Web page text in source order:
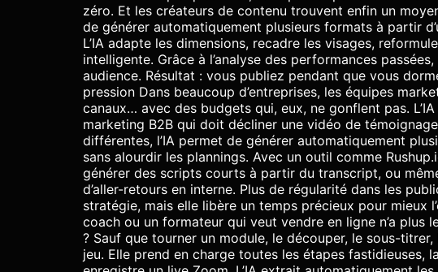
zéro. Et les créateurs de contenu trouvent enfin un
de générer automatiquement plusieurs formats à partir
L’IA adapte les dimensions, recadre les visages,
intelligente. Grâce à l’analyse des performances
audience. Résultat : vous publiez pendant que vous
pression Dans beaucoup d’entreprises, les équipes
canaux… avec des budgets qui, eux, ne gonflent pas.
marketing B2B qui doit décliner une vidéo de
différentes, l’IA permet de générer automatiquement
sans alourdir les plannings. Avec un outil comme
générer des scripts courts à partir du transcript, ou
d’aller-retours en interne. Plus de régularité dans les
stratégie, mais elle libère un temps précieux pour mieux
coach ou un formateur qui veut vendre en ligne n’a
? Sauf que tourner un module, le découper, le sous-titrer,
jeu. Elle prend en charge toutes les étapes fastidieuses,